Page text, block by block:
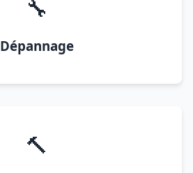
🔧
Dépannage
🔨